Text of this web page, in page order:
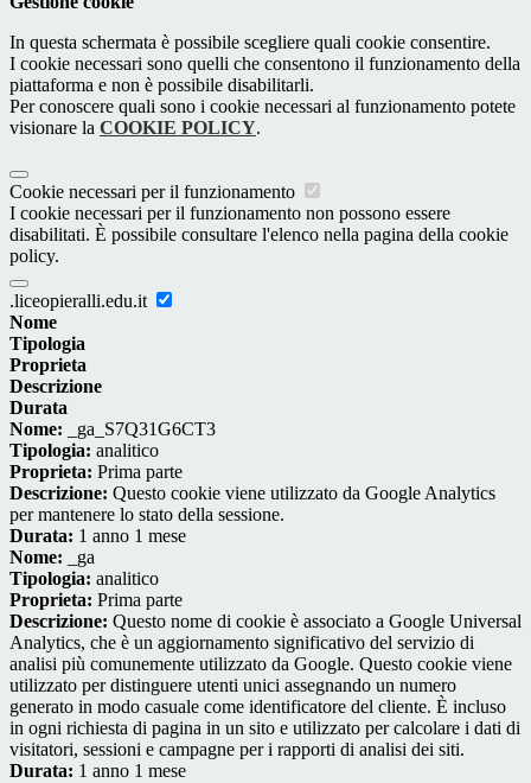
In questa schermata è possibile scegliere quali cookie consentire.
I cookie necessari sono quelli che consentono il funzionamento della
piattaforma e non è possibile disabilitarli.
Per conoscere quali sono i cookie necessari al funzionamento potete
visionare la COOKIE POLICY.
Cookie necessari per il funzionamento
I cookie necessari per il funzionamento non possono essere
disabilitati. È possibile consultare l'elenco nella pagina della cookie
policy.
.liceopieralli.edu.it
Nome
Tipologia
Proprieta
Descrizione
Durata
Nome: _ga_S7Q31G6CT3
Tipologia: analitico
Proprieta: Prima parte
Descrizione: Questo cookie viene utilizzato da Google Analytics
per mantenere lo stato della sessione.
Durata: 1 anno 1 mese
Nome: _ga
Tipologia: analitico
Proprieta: Prima parte
Descrizione: Questo nome di cookie è associato a Google Universal
Analytics, che è un aggiornamento significativo del servizio di
analisi più comunemente utilizzato da Google. Questo cookie viene
utilizzato per distinguere utenti unici assegnando un numero
generato in modo casuale come identificatore del cliente. È incluso
in ogni richiesta di pagina in un sito e utilizzato per calcolare i dati di
visitatori, sessioni e campagne per i rapporti di analisi dei siti.
Durata: 1 anno 1 mese